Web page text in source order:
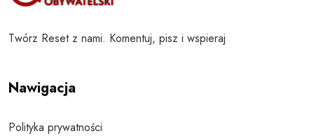
Twórz Reset z nami. Komentuj, pisz i wspieraj
Nawigacja
Polityka prywatności